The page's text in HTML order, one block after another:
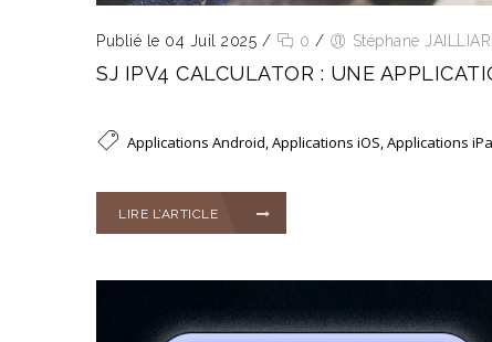
Publié le 04 Juil 2025 / 0 / Stéphane
SJ IPV4 CALCULATOR : UNE
Applications Android Applications iOS Applications
LIRE L’ARTICLE